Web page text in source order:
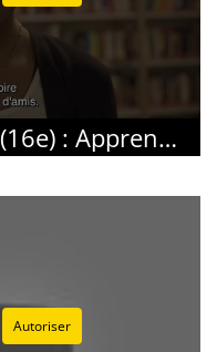
L’Assomption-Lübeck (16e) : Apprenons du monde entier
Autoriser